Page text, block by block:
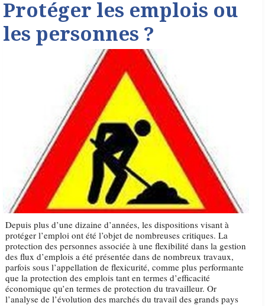
Protéger les emplois ou
les personnes ?
Depuis plus d’une dizaine d’années, les dispositions visant à
protéger l’emploi ont été l’objet de nombreuses critiques. La
protection des personnes associée à une flexibilité dans la gestion
des flux d’emplois a été présentée dans de nombreux travaux,
parfois sous l’appellation de flexicurité, comme plus performante
que la protection des emplois tant en termes d’efficacité
économique qu’en termes de protection du travailleur. Or
l’analyse de l’évolution des marchés du travail des grands pays